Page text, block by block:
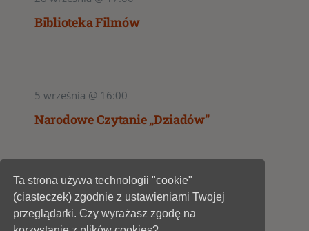
Biblioteka Filmów
5 września @ 16:00
Narodowe Czytanie „Dziadów”
1
Ta strona używa technologii "cookie"
(ciasteczek) zgodnie z ustawieniami Twojej
przeglądarki. Czy wyrażasz zgodę na